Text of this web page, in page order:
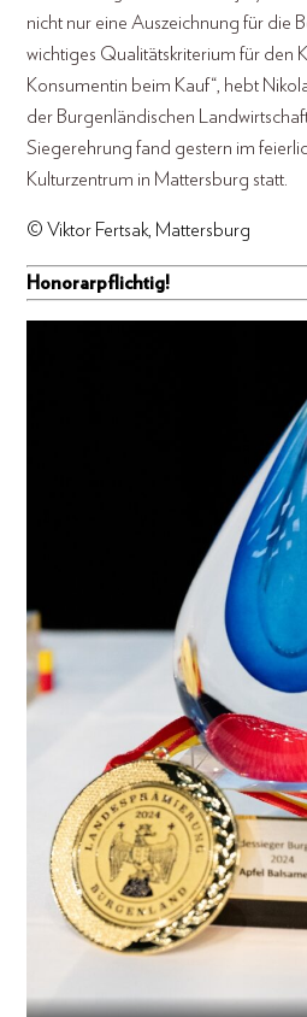
nicht nur eine Auszeichnung für die
wichtiges Qualitätskriterium für den
Konsumentin beim Kauf“, hebt
der Burgenländischen
Siegerehrung fand gestern im
Kulturzentrum in Mattersburg statt.
© Viktor Fertsak, Mattersburg
Honorarpflichtig!